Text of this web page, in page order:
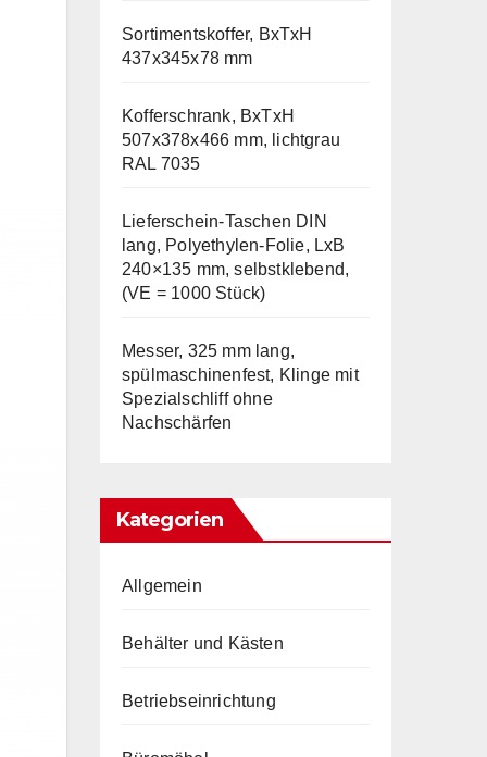
Sortimentskoffer, BxTxH
437x345x78 mm
Kofferschrank, BxTxH
507x378x466 mm, lichtgrau
RAL 7035
Lieferschein-Taschen DIN
lang, Polyethylen-Folie, LxB
240×135 mm, selbstklebend,
(VE = 1000 Stück)
Messer, 325 mm lang,
spülmaschinenfest, Klinge mit
Spezialschliff ohne
Nachschärfen
Kategorien
Allgemein
Behälter und Kästen
Betriebseinrichtung